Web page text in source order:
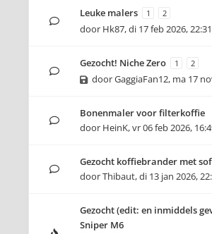
Leuke malers 1 2
door Hk87,di 17 feb 2026, 22:31
Gezocht! Niche Zero 1 2
doorGaggiaFan12, ma 17
Bonenmaler voor filterkoffie
door HeinK,vr 06 feb 2026,
Gezocht koffiebrander met
doorThibaut,di 13 jan 2026,
Gezocht (edit: en inmiddels
Sniper M6